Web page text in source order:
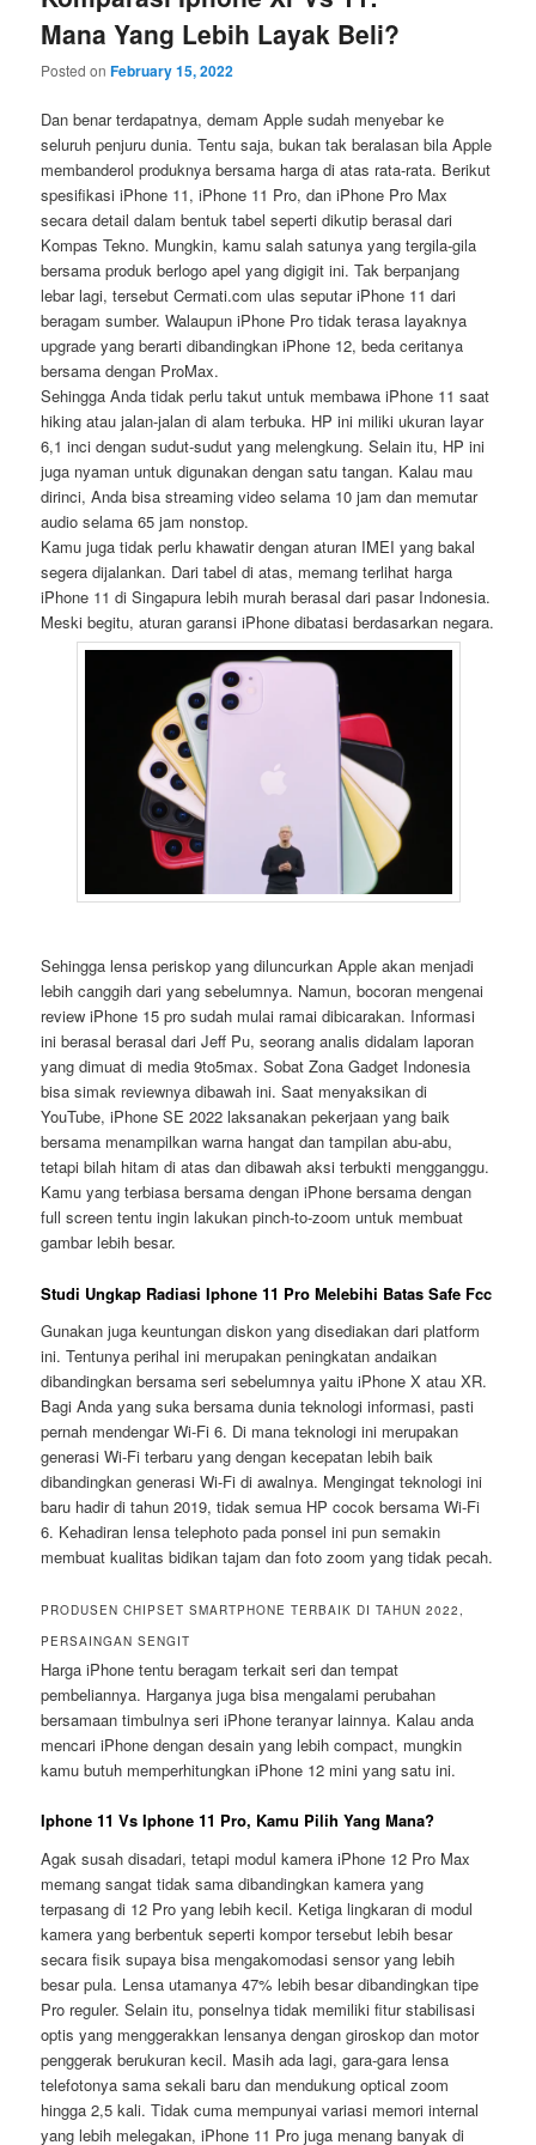
Mana Yang Lebih Layak Beli?
Posted onFebruary 15, 2022
Dan benar terdapatnya, demam Apple sudah menyebar ke
seluruh penjuru dunia. Tentu saja, bukan tak beralasan bila Apple
membanderol produknya bersama harga di atas rata-rata. Berikut
spesifikasi iPhone 11, iPhone 11 Pro, dan iPhone Pro Max
secara detail dalam bentuk tabel seperti dikutip berasal dari
Kompas Tekno. Mungkin, kamu salah satunya yang tergila-gila
bersama produk berlogo apel yang digigit ini. Tak berpanjang
lebar lagi, tersebut Cermati.com ulas seputar iPhone 11 dari
beragam sumber. Walaupun iPhone Pro tidak terasa layaknya
upgrade yang berarti dibandingkan iPhone 12, beda ceritanya
bersama dengan ProMax.
Sehingga Anda tidak perlu takut untuk membawa iPhone 11 saat
hiking atau jalan-jalan di alam terbuka. HP ini miliki ukuran layar
6,1 inci dengan sudut-sudut yang melengkung. Selain itu, HP ini
juga nyaman untuk digunakan dengan satu tangan. Kalau mau
dirinci, Anda bisa streaming video selama 10 jam dan memutar
audio selama 65 jam nonstop.
Kamu juga tidak perlu khawatir dengan aturan IMEI yang bakal
segera dijalankan. Dari tabel di atas, memang terlihat harga
iPhone 11 di Singapura lebih murah berasal dari pasar Indonesia.
Meski begitu, aturan garansi iPhone dibatasi berdasarkan negara.
Sehingga lensa periskop yang diluncurkan Apple akan menjadi
lebih canggih dari yang sebelumnya. Namun, bocoran mengenai
review iPhone 15 pro sudah mulai ramai dibicarakan. Informasi
ini berasal berasal dari Jeff Pu, seorang analis didalam laporan
yang dimuat di media 9to5max. Sobat Zona Gadget Indonesia
bisa simak reviewnya dibawah ini. Saat menyaksikan di
YouTube, iPhone SE 2022 laksanakan pekerjaan yang baik
bersama menampilkan warna hangat dan tampilan abu-abu,
tetapi bilah hitam di atas dan dibawah aksi terbukti mengganggu.
Kamu yang terbiasa bersama dengan iPhone bersama dengan
full screen tentu ingin lakukan pinch-to-zoom untuk membuat
gambar lebih besar.
Studi Ungkap Radiasi Iphone 11 Pro Melebihi Batas Safe Fcc
Gunakan juga keuntungan diskon yang disediakan dari platform
ini. Tentunya perihal ini merupakan peningkatan andaikan
dibandingkan bersama seri sebelumnya yaitu iPhone X atau XR.
Bagi Anda yang suka bersama dunia teknologi informasi, pasti
pernah mendengar Wi-Fi 6. Di mana teknologi ini merupakan
generasi Wi-Fi terbaru yang dengan kecepatan lebih baik
dibandingkan generasi Wi-Fi di awalnya. Mengingat teknologi ini
baru hadir di tahun 2019, tidak semua HP cocok bersama Wi-Fi
6. Kehadiran lensa telephoto pada ponsel ini pun semakin
membuat kualitas bidikan tajam dan foto zoom yang tidak pecah.
PRODUSEN CHIPSET SMARTPHONE TERBAIK DI TAHUN 2022,
PERSAINGAN SENGIT
Harga iPhone tentu beragam terkait seri dan tempat
pembeliannya. Harganya juga bisa mengalami perubahan
bersamaan timbulnya seri iPhone teranyar lainnya. Kalau anda
mencari iPhone dengan desain yang lebih compact, mungkin
kamu butuh memperhitungkan iPhone 12 mini yang satu ini.
Iphone 11 Vs Iphone 11 Pro, Kamu Pilih Yang Mana?
Agak susah disadari, tetapi modul kamera iPhone 12 Pro Max
memang sangat tidak sama dibandingkan kamera yang
terpasang di 12 Pro yang lebih kecil. Ketiga lingkaran di modul
kamera yang berbentuk seperti kompor tersebut lebih besar
secara fisik supaya bisa mengakomodasi sensor yang lebih
besar pula. Lensa utamanya 47% lebih besar dibandingkan tipe
Pro reguler. Selain itu, ponselnya tidak memiliki fitur stabilisasi
optis yang menggerakkan lensanya dengan giroskop dan motor
penggerak berukuran kecil. Masih ada lagi, gara-gara lensa
telefotonya sama sekali baru dan mendukung optical zoom
hingga 2,5 kali. Tidak cuma mempunyai variasi memori internal
yang lebih melegakan, iPhone 11 Pro juga menang banyak di